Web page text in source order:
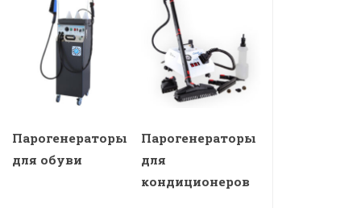
Парогенераторы
для обуви
Парогенераторы
для
кондиционеров